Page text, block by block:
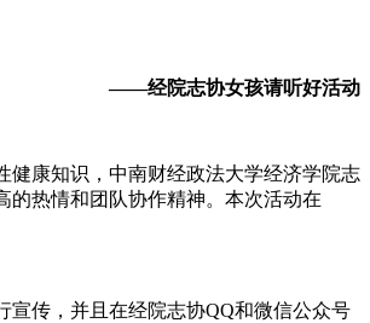
——经院志协女孩请听好活动
健康知识，中南财经政法大学经济学院志
的热情和团队协作精神。本次活动在
宣传，并且在经院志协QQ和微信公众号